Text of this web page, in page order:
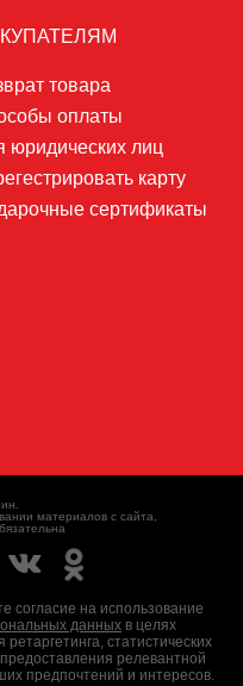
товара
оплаты
юридических лиц
карту
сертификаты
материалов с сайта,
согласие на использование
данных в целях
статистических
релевантной
предпочтений и интересов.